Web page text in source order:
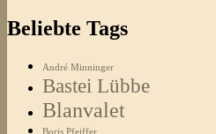
Beliebte Tags
André Minninger
Bastei Lübbe
Blanvalet
Boris Pfeiffer